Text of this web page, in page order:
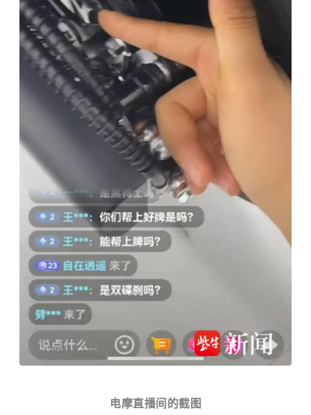
电摩直播间的截图